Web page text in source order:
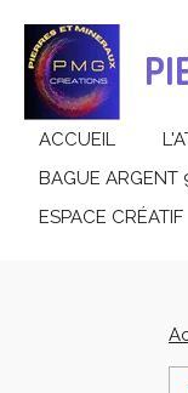
Passer
au
contenu
principal
ACCUEIL
BAGUE ARGENT
ESPACE CRÉATIF